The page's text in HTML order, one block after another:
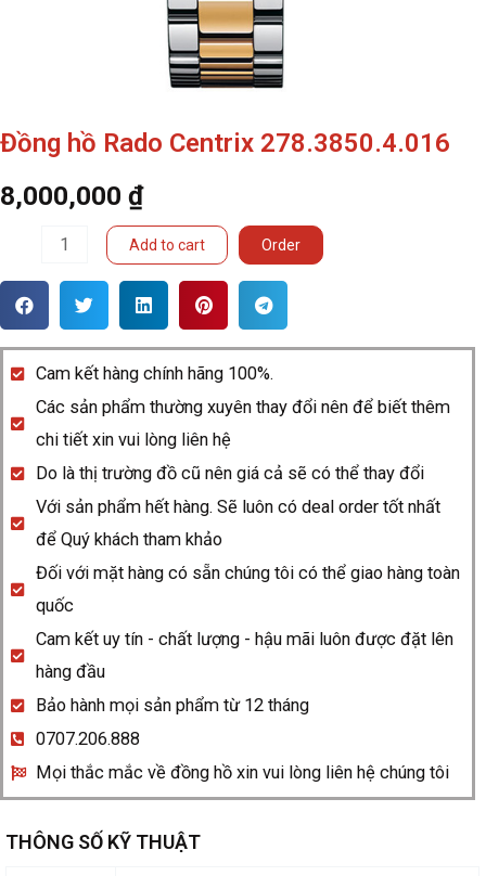
Đồng hồ Rado Centrix 278.3850.4.016
8,000,000 ₫
Rado
278.3850.4.016
quantity
Add to cart Order
Cam kết hàng chính hãng 100%.
Các sản phẩm thường xuyên thay đổi nên để biết thêm
chi tiết xin vui lòng liên hệ
Do là thị trường đồ cũ nên giá cả sẽ có thể thay đổi
Với sản phẩm hết hàng. Sẽ luôn có deal order tốt nhất
để Quý khách tham khảo
Đối với mặt hàng có sẵn chúng tôi có thể giao hàng toàn
quốc
Cam kết uy tín - chất lượng - hậu mãi luôn được đặt lên
hàng đầu
Bảo hành mọi sản phẩm từ 12 tháng
0707.206.888
Mọi thắc mắc về đồng hồ xin vui lòng liên hệ chúng tôi
THÔNG SỐ KỸ THUẬT